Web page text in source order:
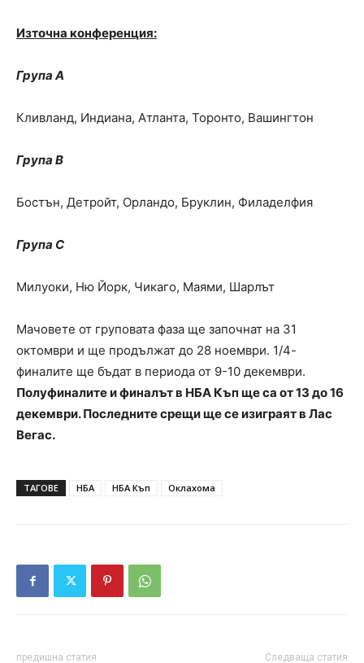
Източна конференция:
Група А
Кливланд, Индиана, Атланта, Торонто, Вашингтон
Група B
Бостън, Детройт, Орландо, Бруклин, Филаделфия
Група C
Милуоки, Ню Йорк, Чикаго, Маями, Шарлът
Мачовете от груповата фаза ще започнат на 31
октомври и ще продължат до 28 ноември. 1/4-
финалите ще бъдат в периода от 9-10 декември.
Полуфиналите и финалът в НБА Къп ще са от 13 до 16
декември. Последните срещи ще се изиграят в Лас
Вегас.
ТАГОВЕ НБА НБА Къп Оклахома
предишна статия Следваща статия